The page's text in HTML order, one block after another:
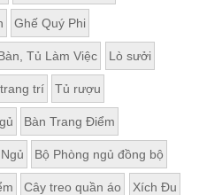
Ghế Quý Phi
Tủ Làm Việc Lò sưởi
trí Tủ rượu
Bàn Trang Điểm
Bộ Phòng ngủ đồng bộ
Cây treo quần áo Xích Đu